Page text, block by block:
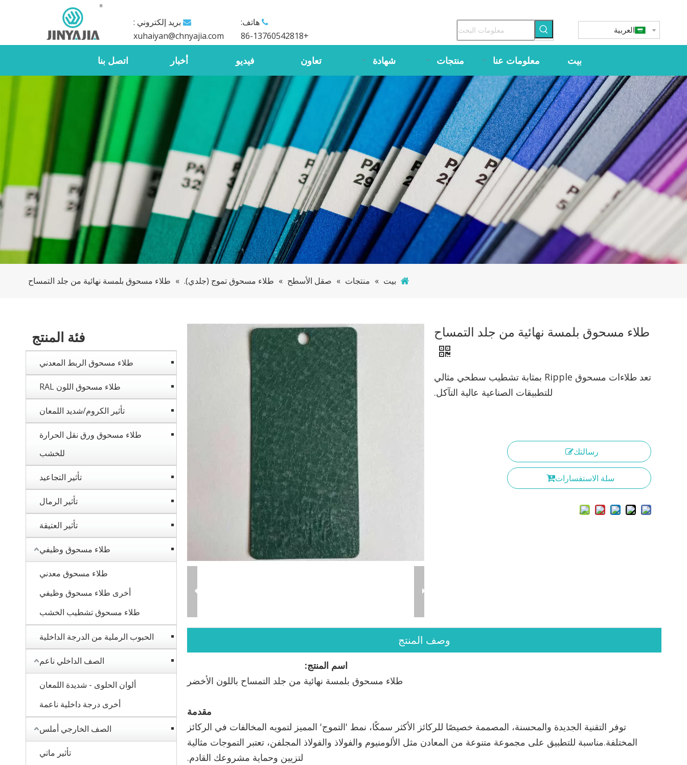
هاتف:
+86-13760542818
 بريد إلكتروني :
xuhaiyan@chnyajia.com
العربية
بيت معلومات عنا منتجات شهادة تعاون فيديو أخبار اتصل بنا
بيت » منتجات » صقل الأسطح » طلاء مسحوق تموج (جلدي). » طلاء مسحوق بلمسة نهائية من جلد التمساح
فئة المنتج
طلاء مسحوق الربط المعدني
طلاء مسحوق اللون RAL
تأثير الكروم/شديد اللمعان
طلاء مسحوق ورق نقل الحرارة
للخشب
تأثير التجاعيد
تأثير الرمال
تأثير العتيقة
طلاء مسحوق وظيفي
طلاء مسحوق معدني
أخرى طلاء مسحوق وظيفي
طلاء مسحوق تشطيب الخشب
الحبوب الرملية من الدرجة الداخلية
الصف الداخلي ناعم
ألوان الحلوى - شديدة اللمعان
أخرى درجة داخلية ناعمة
الصف الخارجي أملس
تأثير ماتي
طلاء مسحوق بلمسة نهائية من جلد التمساح
تعد طلاءات مسحوق Ripple بمثابة تشطيب سطحي مثالي
للتطبيقات الصناعية عالية التآكل.
رسالتك
سلة الاستفسارات
وصف المنتج
اسم المنتج:
طلاء مسحوق بلمسة نهائية من جلد التمساح باللون الأخضر
مقدمة
توفر التقنية الجديدة والمحسنة، المصممة خصيصًا للركائز الأكثر سمكًا، نمط 'التموج' المميز لتمويه المخالفات في الركائز
المختلفة.مناسبة للتطبيق على مجموعة متنوعة من المعادن مثل الألومنيوم والفولاذ والفولاذ المجلفن، تعتبر التموجات مثالية
لتزيين وحماية مشروعك القادم.